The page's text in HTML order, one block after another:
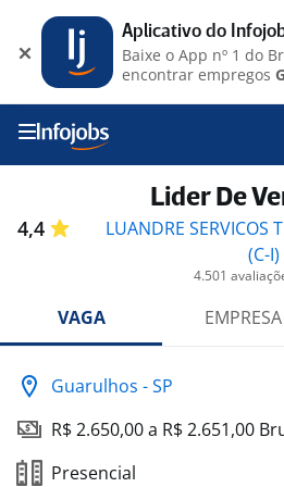
Lider De
4,4
LUANDRE SERVICOS
(C-I)
4.501
VAGA EMPRESA
Guarulhos - SP
R$ 2.650,00 a R$ 2.651,00
Presencial
Aplicativo do
Baixe o App nº 1 do
encontrar empregos